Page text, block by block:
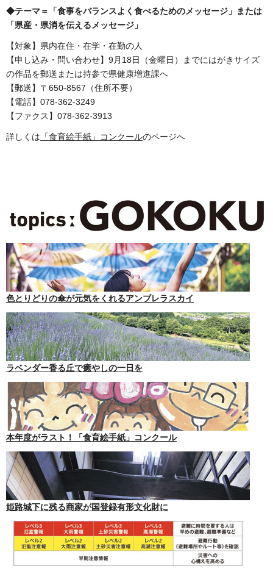
◆テーマ＝「食事をバランスよく食べるためのメッセージ」または
「県産・県消を伝えるメッセージ」
【対象】県内在住・在学・在勤の人
【申し込み・問い合わせ】9月18日（金曜日）までにはがきサイズ
の作品を郵送または持参で県健康増進課へ
【郵送】〒650-8567（住所不要）
【電話】078-362-3249
【ファクス】078-362-3913
詳しくは 「食育絵手紙」コンクールのページへ
色とりどりの傘が元気をくれるアンブレラスカイ
ラベンダー香る丘で癒やしの一日を
本年度がラスト！「食育絵手紙」コンクール
姫路城下に残る商家が国登録有形文化財に